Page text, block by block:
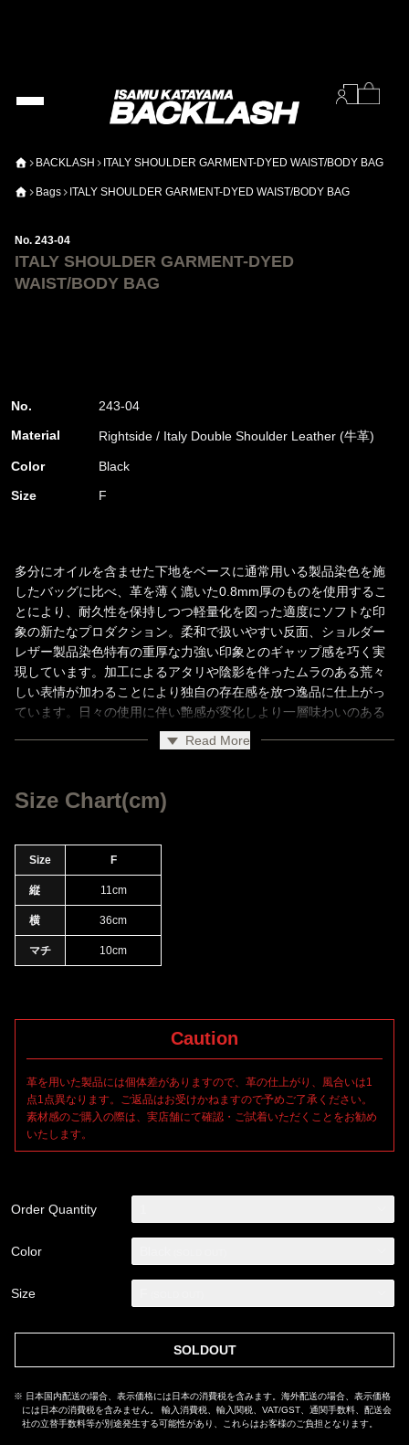
BACKLASH ITALY SHOULDER GARMENT-DYED WAIST/BODY BAG
Bags ITALY SHOULDER GARMENT-DYED WAIST/BODY BAG
No. 243-04
ITALY SHOULDER GARMENT-DYED
WAIST/BODY BAG
No.
243-04
Material
Rightside / Italy Double Shoulder Leather (牛革)
Color
Black
Size
F
多分にオイルを含ませた下地をベースに通常用いる製品染色を施
したバッグに比べ、革を薄く漉いた0.8mm厚のものを使用するこ
とにより、耐久性を保持しつつ軽量化を図った適度にソフトな印
象の新たなプロダクション。柔和で扱いやすい反面、ショルダー
レザー製品染色特有の重厚な力強い印象とのギャップ感を巧く実
現しています。加工によるアタリや陰影を伴ったムラのある荒々
しい表情が加わることにより独自の存在感を放つ逸品に仕上がっ
ています。日々の使用に伴い艶感が変化しより一層味わいのある
雰囲気に深化していきます。
軽量な皮革の利点を最大限に活かし、カジュアルスタイルやアク
を展開。腰巻きはもちろん斜めがけのボディバッグとしても持ち
運び可能なストラップの長さに調整しています。ストラップを含
る場面に適したスマートなレザーバッグ。ロングウォレットも十
分に収納可能な本体部の収納スペースとは別に、ドイツホックに
よる片手ワンタッチでの開閉が可能なポケット収納スペースをフ
ロントに設けています。ストラップには簡易な長さ調整が可能な
リングベルト仕様、全面に裏地も配備されています。軽量且つソ
フトで馴染みの良いレザーを用いることで身体へのフィット感が
Read More
Size Chart(cm)
Size F
縦 11cm
横 36cm
マチ 10cm
Caution
革を用いた製品には個体差がありますので、革の仕上がり、風合いは1
点1点異なります。ご返品はお受けかねますので予めご了承ください。
素材感のご購入の際は、実店舗にて確認・ご試着いただくことをお勧め
いたします。
Order Quantity
Color
Size
SOLDOUT
※ 日本国内配送の場合、表示価格には日本の消費税を含みます。海外配送の場合、表示価格
には日本の消費税を含みません。 輸入消費税、輸入関税、VAT/GST、通関手数料、配送会
社の立替手数料等が別途発生する可能性があり、これらはお客様のご負担となります。